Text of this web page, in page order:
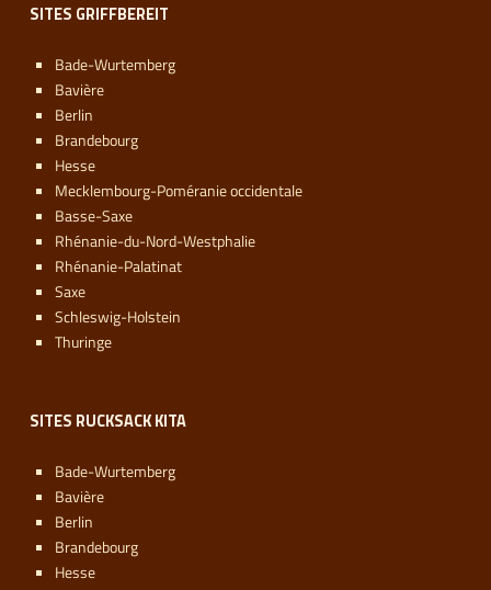
SITES GRIFFBEREIT
Bade-Wurtemberg
Bavière
Berlin
Brandebourg
Hesse
Mecklembourg-Poméranie occidentale
Basse-Saxe
Rhénanie-du-Nord-Westphalie
Rhénanie-Palatinat
Saxe
Schleswig-Holstein
Thuringe
SITES RUCKSACK KITA
Bade-Wurtemberg
Bavière
Berlin
Brandebourg
Hesse